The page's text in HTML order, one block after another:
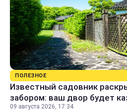
ПОЛЕЗНОЕ
Известный садовник
забором: ваш двор будет
09 августа 2026, 17:34